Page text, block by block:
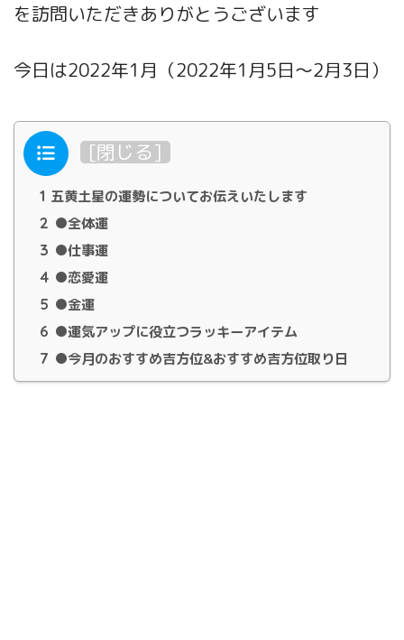
を訪問いただきありがとうございます
今日は2022年1月（2022年1月5日～2月3日）
目次 [閉じる]
1 五黄土星の運勢についてお伝えいたします
2 ●全体運
3 ●仕事運
4 ●恋愛運
5 ●金運
6 ●運気アップに役立つラッキーアイテム
7 ●今月のおすすめ吉方位&おすすめ吉方位取り日